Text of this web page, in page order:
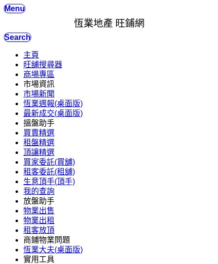
Menu
恆業地產 旺鋪網
Search
主頁
旺舖搜尋器
商場專區
市場資訊
市場新聞
恆業週報(桌面版)
最新成交(桌面版)
搵盤助手
買賣精選
租盤精選
頂讓精選
買家委託(買舖)
租客委託(租舖)
生意頂手(頂手)
我的查詢
放盤助手
物業出售
物業出租
租客放頂
商鋪物業問題
恆業大夫(桌面版)
實用工具